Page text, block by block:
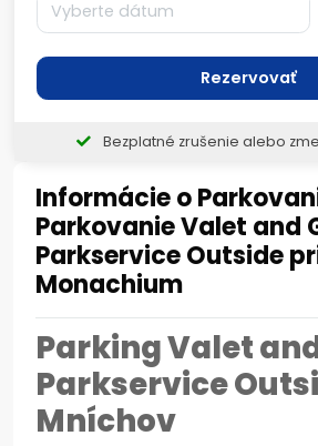
Informácie o
Parkovanie Valet and
Parkservice Outside
Monachium
Parking Valet
Parkservice
Mníchov
Rezervovať
Bezplatné zrušenie alebo